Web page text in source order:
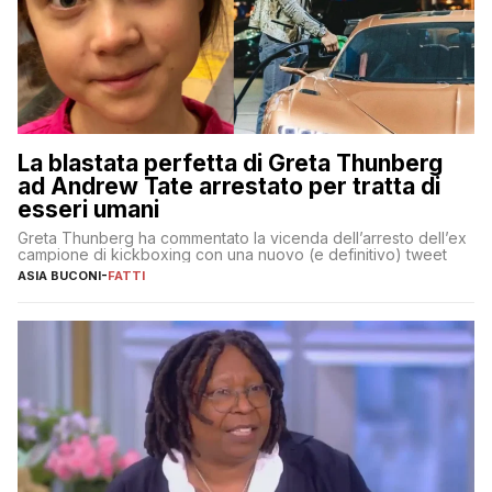
La blastata perfetta di Greta Thunberg
ad Andrew Tate arrestato per tratta di
esseri umani
Greta Thunberg ha commentato la vicenda dell’arresto dell’ex
campione di kickboxing con una nuovo (e definitivo) tweet
ASIA BUCONI-FATTI